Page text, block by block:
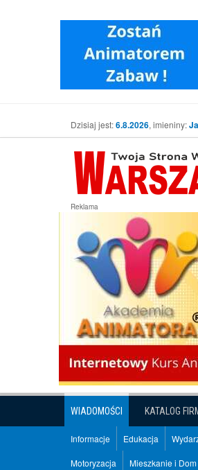
Dzisiaj jest:6.8.2026, imieniny:
Reklama
WIADOMOŚCI KATALOG
Informacje Edukacja
Motoryzacja Mieszkanie i Dom